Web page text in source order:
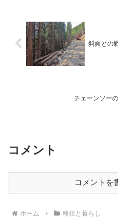
斜面との
チェーンソー
コメント
コメントを
ホーム 移住と暮らし